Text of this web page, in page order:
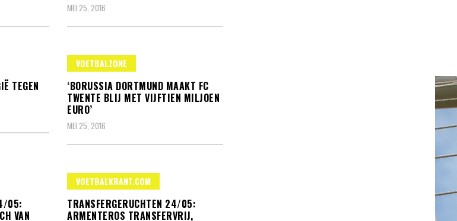
MEI 25, 2016
TEGEN
VOETBALZONE
‘BORUSSIA DORTMUND MAAKT FC
TWENTE BLIJ MET VIJFTIEN MILJOEN
EURO’
MEI 25, 2016
05:
VAN
VOETBALKRANT.COM
TRANSFERGERUCHTEN 24/05:
ARMENTEROS TRANSFERVRIJ,